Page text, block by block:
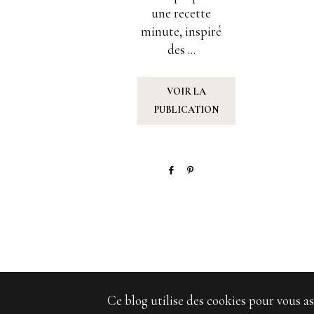
une recette
minute, inspiré
des ...
VOIR LA
PUBLICATION
Ce blog utilise des cookies pour vous